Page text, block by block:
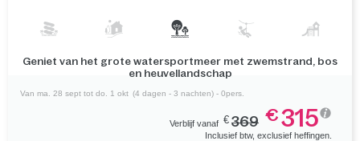
Geniet van het grote watersportmeer met zwemstrand, bos
en heuvellandschap
Van ma. 28 sept tot do. 1 okt (4 dagen - 3 nachten) - 0pers.
Verblijf vanaf € 369 €315
Inclusief btw, exclusief heffingen.